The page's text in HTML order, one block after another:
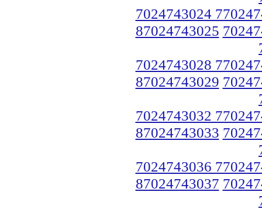
7024743024
87024743025
7024743028
87024743029
7024743032
87024743033
7024743036
87024743037